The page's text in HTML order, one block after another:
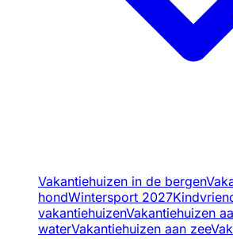
Vakantiehuizen in de bergen
hondWintersport 2027
vakantiehuizenVakantiehuizen
waterVakantiehuizen aan zee